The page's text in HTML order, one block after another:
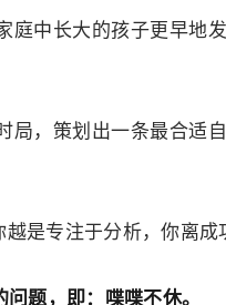
中长大的孩子更早地
，策划出一条最合适自
是专注于分析，你离
题，即：喋喋不休。